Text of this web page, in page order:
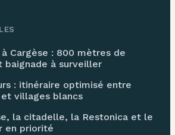
à Cargèse : 800 mètres de
baignade à surveiller
: itinéraire optimisé entre
villages blancs
la citadelle, la Restonica et le
en priorité